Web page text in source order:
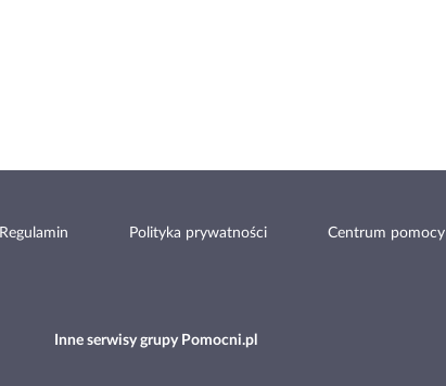
Regulamin Polityka prywatności Centrum pomocy
Inne serwisy grupy Pomocni.pl